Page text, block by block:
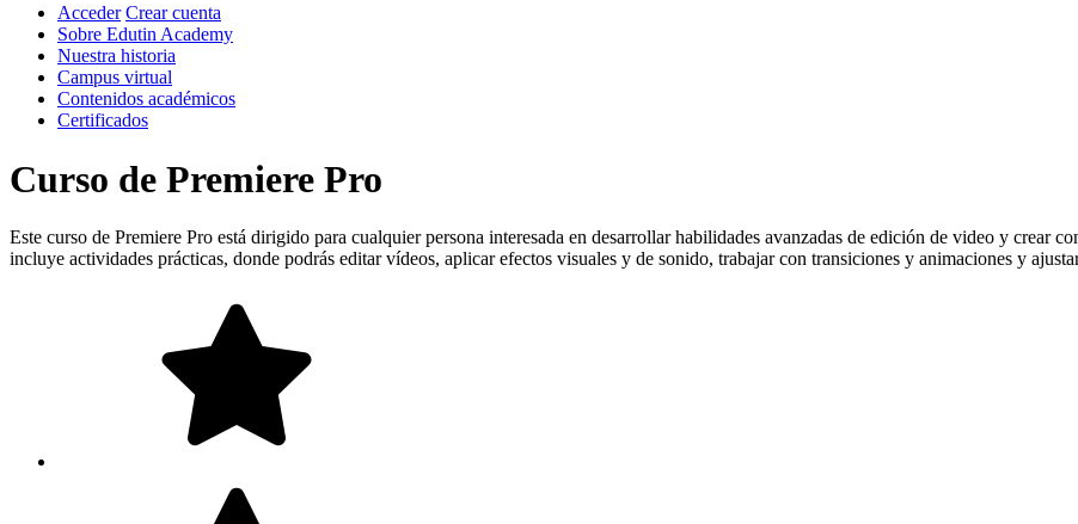
Acceder Crear cuenta
Sobre Edutin Academy
Nuestra historia
Campus virtual
Contenidos académicos
Certificados
Curso de Premiere Pro
Este curso de Premiere Pro está dirigido para cualquier persona interesada en desarrollar habilidades avanzadas de edición de video y crear
incluye actividades prácticas, donde podrás editar vídeos, aplicar efectos visuales y de sonido, trabajar con transiciones y animaciones y